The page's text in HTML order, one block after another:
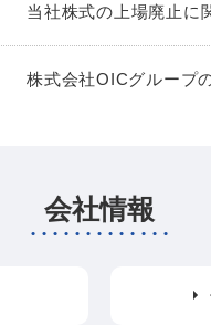
当社株式の上場廃止に
株式会社OICグループ
会社情報